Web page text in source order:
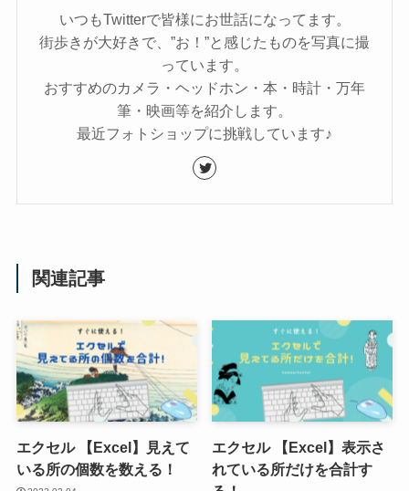
いつもTwitterで皆様にお世話になってます。
街歩きが大好きで、”お！”と感じたものを写真に撮
っています。
おすすめのカメラ・ヘッドホン・本・時計・万年
筆・映画等を紹介します。
最近フォトショップに挑戦しています♪
関連記事
エクセル 【Excel】見えて
いる所の個数を数える！
エクセル 【Excel】表示さ
れている所だけを合計す